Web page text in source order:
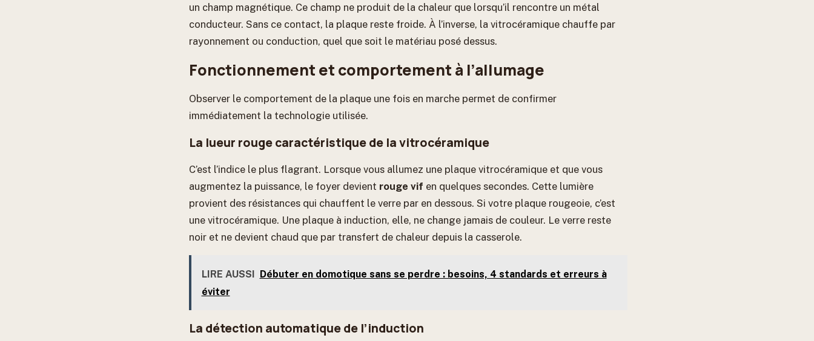
un champ magnétique. Ce champ ne produit de la chaleur que lorsqu’il rencontre un métal
conducteur. Sans ce contact, la plaque reste froide. À l’inverse, la vitrocéramique chauffe par
rayonnement ou conduction, quel que soit le matériau posé dessus.
Fonctionnement et comportement à l’allumage
Observer le comportement de la plaque une fois en marche permet de confirmer
immédiatement la technologie utilisée.
La lueur rouge caractéristique de la vitrocéramique
C’est l’indice le plus flagrant. Lorsque vous allumez une plaque vitrocéramique et que vous
augmentez la puissance, le foyer devient rouge vif en quelques secondes. Cette lumière
provient des résistances qui chauffent le verre par en dessous. Si votre plaque rougeoie, c’est
une vitrocéramique. Une plaque à induction, elle, ne change jamais de couleur. Le verre reste
noir et ne devient chaud que par transfert de chaleur depuis la casserole.
LIRE AUSSI Débuter en domotique sans se perdre : besoins, 4 standards et erreurs à
éviter
La détection automatique de l’induction